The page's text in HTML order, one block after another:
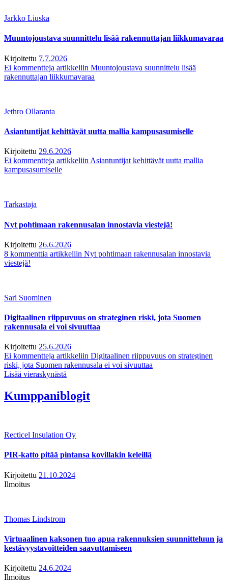
Jarkko Liuska
Muuntojoustava suunnittelu lisää rakennuttajan liikkumavaraa
Kirjoitettu 7.7.2026
Ei kommentteja artikkeliin Muuntojoustava suunnittelu lisää
rakennuttajan liikkumavaraa
Jethro Ollaranta
Asiantuntijat kehittävät uutta mallia kampusasumiselle
Kirjoitettu 29.6.2026
Ei kommentteja artikkeliin Asiantuntijat kehittävät uutta mallia
kampusasumiselle
Tarkastaja
Nyt pohtimaan rakennusalan innostavia viestejä!
Kirjoitettu 26.6.2026
8 kommenttia artikkeliin Nyt pohtimaan rakennusalan innostavia
viestejä!
Sari Suominen
Digitaalinen riippuvuus on strateginen riski, jota Suomen
rakennusala ei voi sivuuttaa
Kirjoitettu 25.6.2026
Ei kommentteja artikkeliin Digitaalinen riippuvuus on strateginen
riski, jota Suomen rakennusala ei voi sivuuttaa
Lisää vieraskynästä
Kumppaniblogit
Recticel Insulation Oy
PIR-katto pitää pintansa kovillakin keleillä
Kirjoitettu 21.10.2024
Ilmoitus
Thomas Lindstrom
Virtuaalinen kaksonen tuo apua rakennuksien suunnitteluun ja
kestävyystavoitteiden saavuttamiseen
Kirjoitettu 24.6.2024
Ilmoitus